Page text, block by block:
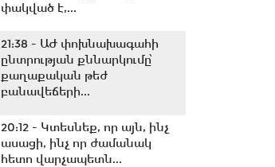
փակված է,...
21:38 - ԱԺ փոխնախագահի
ընտրության քննարկումը՝
քաղաքական թեժ
բանավեճերի...
20:12 - Կտեսնեք, որ այն, ինչ
ասացի, ինչ որ ժամանակ
հետո վարչապետն...